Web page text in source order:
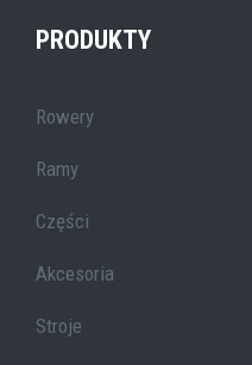
PRODUKTY
Rowery
Ramy
Części
Akcesoria
Stroje